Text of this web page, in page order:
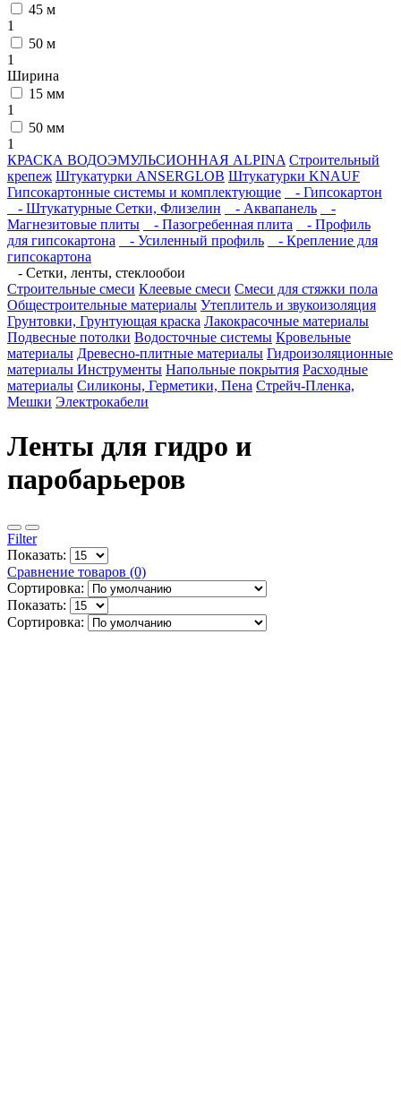
45 м
1
50 м
1
Ширина
15 мм
1
50 мм
1
КРАСКА ВОДОЭМУЛЬСИОННАЯ ALPINA Строительный
крепеж Штукатурки ANSERGLOB Штукатурки KNAUF
Гипсокартонные системы и комплектующие
- Гипсокартон
- Штукатурные Сетки, Флизелин
- Аквапанель
-
Магнезитовые плиты
- Пазогребенная плита
- Профиль
для гипсокартона
- Усиленный профиль
- Крепление для
гипсокартона
- Сетки, ленты, стеклообои
Строительные смеси Клеевые смеси Смеси для стяжки пола
Общестроительные материалы Утеплитель и звукоизоляция
Грунтовки, Грунтующая краска Лакокрасочные материалы
Подвесные потолки Водосточные системы Кровельные
материалы Древесно-плитные материалы Гидроизоляционные
материалы Инструменты Напольные покрытия Расходные
материалы Силиконы, Герметики, Пена Стрейч-Пленка,
Мешки Электрокабели
Ленты для гидро и
паробарьеров
Filter
Показать:
Сравнение товаров (0)
Сортировка:
Показать:
Сортировка: